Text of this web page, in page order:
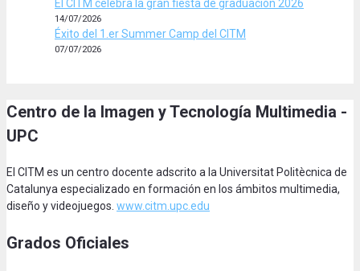
El CITM celebra la gran fiesta de graduación 2026
14/07/2026
Éxito del 1.er Summer Camp del CITM
07/07/2026
Centro de la Imagen y Tecnología Multimedia -
UPC
El CITM es un centro docente adscrito a la Universitat Politècnica de
Catalunya especializado en formación en los ámbitos multimedia,
diseño y videojuegos. www.citm.upc.edu
Grados Oficiales